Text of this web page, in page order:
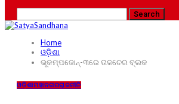
Home
ଓଡ଼ିଶା
ଭୂକମ୍ପଜୋନ୍-୩ରେ ତାଳଚେର ବ୍ଲକ
ଓଡ଼ିଶାମହାନଗରରାଜନୀତି